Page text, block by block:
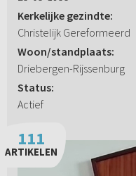
Kerkelijke gezindte:
Christelijk Gereformeerd
Woon/standplaats:
Driebergen-Rijssenburg
Status:
Actief
111
ARTIKELEN